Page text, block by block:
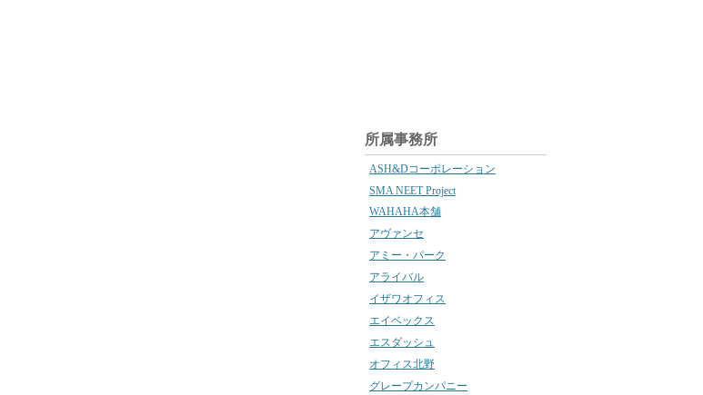
所属事務所
ASH&Dコーポレーション
SMA NEET Project
WAHAHA本舗
アヴァンセ
アミー・パーク
アライバル
イザワオフィス
エイベックス
エスダッシュ
オフィス北野
グレープカンパニー